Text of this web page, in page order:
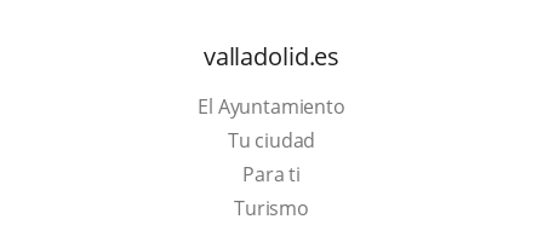
valladolid.es
El Ayuntamiento
Tu ciudad
Para ti
TurismoThis